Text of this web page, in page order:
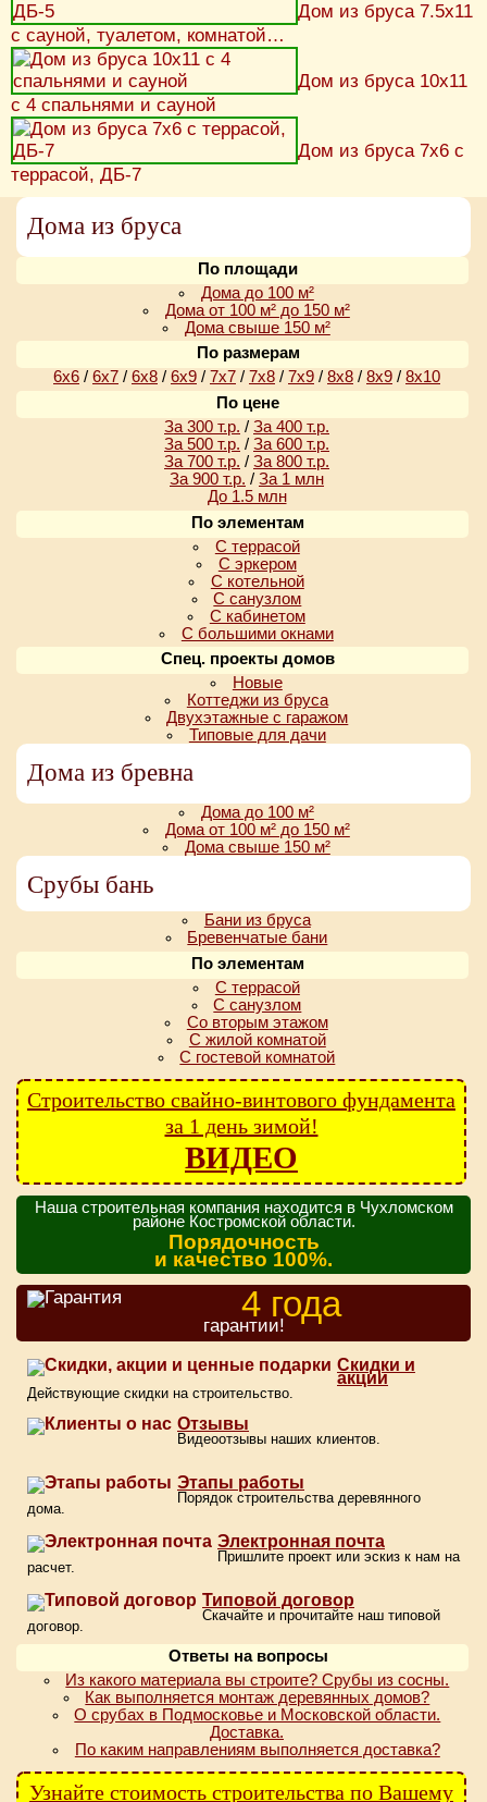
Дом из бруса 7.5х11
с сауной, туалетом, комнатой…
Дом из бруса 10х11
с 4 спальнями и сауной
Дом из бруса 7х6 с
террасой, ДБ-7
Дома из бруса
По площади
Дома до 100 м²
Дома от 100 м² до 150 м²
Дома свыше 150 м²
По размерам
6х6 / 6х7 / 6х8 / 6х9 / 7х7 / 7х8 / 7х9 / 8х8 / 8х9 / 8х10
По цене
За 300 т.р. / За 400 т.р.
За 500 т.р. / За 600 т.р.
За 700 т.р. / За 800 т.р.
За 900 т.р. / За 1 млн
До 1.5 млн
По элементам
С террасой
С эркером
С котельной
С санузлом
С кабинетом
С большими окнами
Спец. проекты домов
Новые
Коттеджи из бруса
Двухэтажные с гаражом
Типовые для дачи
Дома из бревна
Дома до 100 м²
Дома от 100 м² до 150 м²
Дома свыше 150 м²
Срубы бань
Бани из бруса
Бревенчатые бани
По элементам
С террасой
С санузлом
Со вторым этажом
С жилой комнатой
С гостевой комнатой
Строительство свайно-винтового фундамента
за 1 день зимой!
ВИДЕО
Наша строительная компания находится в Чухломском
районе Костромской области.
Порядочность
и качество 100%.
4 года
гарантии!
Скидки и
акции
Действующие скидки на строительство.
Отзывы
Видеоотзывы наших клиентов.
Этапы работы
Порядок строительства деревянного
дома.
Электронная почта
Пришлите проект или эскиз к нам на
расчет.
Типовой договор
Скачайте и прочитайте наш типовой
договор.
Ответы на вопросы
Из какого материала вы строите? Срубы из сосны.
Как выполняется монтаж деревянных домов?
О срубах в Подмосковье и Московской области.
Доставка.
По каким направлениям выполняется доставка?
Узнайте стоимость строительства по Вашему